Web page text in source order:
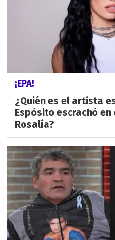
¡EPA!
¿Quién es el artista
Espósito escrachó
Rosalía?